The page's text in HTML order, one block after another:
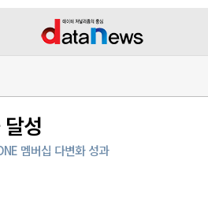
성
멤버십 다변화 성과